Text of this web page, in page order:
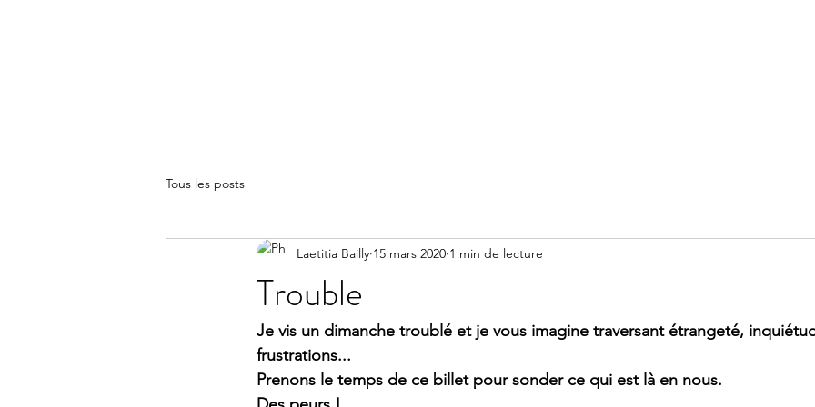
Tous les posts
Trouble
Laetitia Bailly 15 mars 2020 1 min de lecture
Je vis un dimanche troublé et je vous imagine traversant étrangeté,
frustrations...
Prenons le temps de ce billet pour sonder ce qui est là en nous.